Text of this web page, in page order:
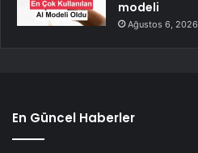
modeli
Ağustos 6, 2026
En Güncel Haberler